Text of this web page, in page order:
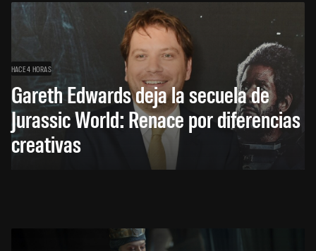
HACE 4 HORAS
Gareth Edwards deja la secuela de
Jurassic World: Renace por diferencias
creativas